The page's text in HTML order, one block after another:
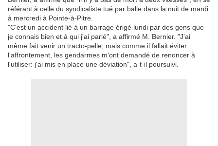
référant à celle du syndicaliste tué par balle dans la nuit de mardi
à mercredi à Pointe-à-Pitre.
"C'est un accident lié à un barrage érigé lundi par des gens que
je connais bien et à qui j'ai parlé", a affirmé M. Bernier. "J'ai
même fait venir un tracto-pelle, mais comme il fallait éviter
l'affrontement, les gendarmes m'ont demandé de renoncer à
l'utiliser: j'ai mis en place une déviation", a-t-il poursuivi.